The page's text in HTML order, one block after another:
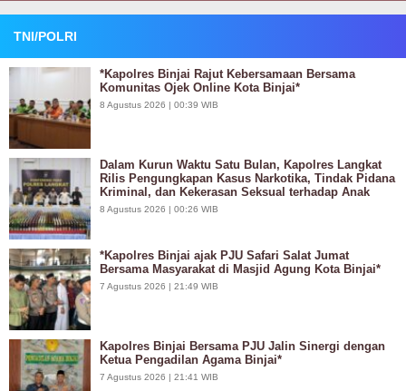
TNI/POLRI
*Kapolres Binjai Rajut Kebersamaan Bersama
Komunitas Ojek Online Kota Binjai*
8 Agustus 2026 | 00:39 WIB
Dalam Kurun Waktu Satu Bulan, Kapolres Langkat
Rilis Pengungkapan Kasus Narkotika, Tindak Pidana
Kriminal, dan Kekerasan Seksual terhadap Anak
8 Agustus 2026 | 00:26 WIB
*Kapolres Binjai ajak PJU Safari Salat Jumat
Bersama Masyarakat di Masjid Agung Kota Binjai*
7 Agustus 2026 | 21:49 WIB
Kapolres Binjai Bersama PJU Jalin Sinergi dengan
Ketua Pengadilan Agama Binjai*
7 Agustus 2026 | 21:41 WIB